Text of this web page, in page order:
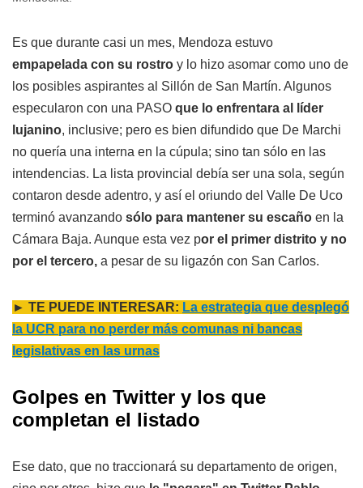
Es que durante casi un mes, Mendoza estuvo
empapelada con su rostro y lo hizo asomar como uno de
los posibles aspirantes al Sillón de San Martín. Algunos
especularon con una PASO que lo enfrentara al líder
lujanino, inclusive; pero es bien difundido que De Marchi
no quería una interna en la cúpula; sino tan sólo en las
intendencias. La lista provincial debía ser una sola, según
contaron desde adentro, y así el oriundo del Valle De Uco
terminó avanzando sólo para mantener su escaño en la
Cámara Baja. Aunque esta vez por el primer distrito y no
por el tercero, a pesar de su ligazón con San Carlos.
► TE PUEDE INTERESAR: La estrategia que desplegó
la UCR para no perder más comunas ni bancas
legislativas en las urnas
Golpes en Twitter y los que
completan el listado
Ese dato, que no traccionará su departamento de origen,